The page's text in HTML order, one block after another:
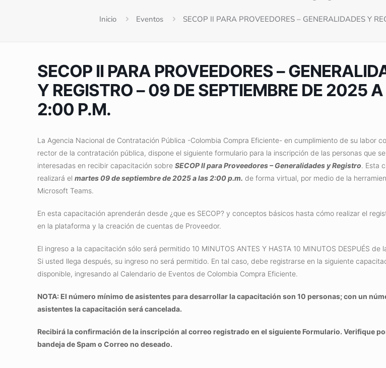
Inicio Eventos SECOP II PARA PROVEEDORES – GENERALIDADES Y
SECOP II PARA PROVEEDORES –
Y REGISTRO – 09 DE SEPTIEMBRE DE 2025
2:00 P.M.
La Agencia Nacional de Contratación Pública -Colombia Compra Eficiente- en cumplimiento de su labor
rector de la contratación pública, dispone el siguiente formulario para la inscripción de las personas que
interesadas en recibir capacitación sobre SECOP II para Proveedores – Generalidades y Registro. Esta
realizará el martes 09 de septiembre de 2025 a las 2:00 p.m. de forma virtual, por medio de la
Microsoft Teams.
En esta capacitación aprenderán desde ¿que es SECOP? y conceptos básicos hasta cómo realizar el
en la plataforma y la creación de cuentas de Proveedor.
El ingreso a la capacitación sólo será permitido 10 MINUTOS ANTES Y HASTA 10 MINUTOS DESPUÉS de
Si usted llega después, su ingreso no será permitido. En tal caso, debe registrarse en la siguiente
disponible, ingresando al Calendario de Eventos de Colombia Compra Eficiente.
NOTA: El número mínimo de asistentes para desarrollar la capacitación son 10 personas; con un
asistentes la capacitación será cancelada.
Recibirá la confirmación de la inscripción al correo registrado en el siguiente Formulario. Verifique
bandeja de Spam o Correo no deseado.